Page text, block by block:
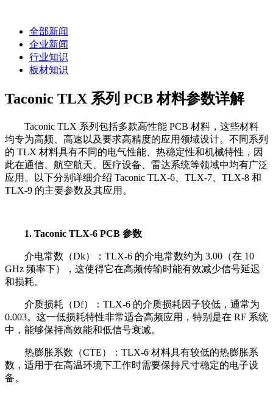
全部新闻
企业新闻
行业知识
板材知识
Taconic TLX 系列 PCB 材料参数详解
Taconic TLX 系列包括多款高性能 PCB 材料，这些材料
均专为高频、高速以及要求高精度的应用领域设计。不同系列
的 TLX 材料具有不同的电气性能、热稳定性和机械特性，因
此在通信、航空航天、医疗设备、雷达系统等领域中均有广泛
应用。以下分别详细介绍 Taconic TLX-6、TLX-7、TLX-8 和
TLX-9 的主要参数及其应用。
1. Taconic TLX-6 PCB 参数
介电常数（Dk）：TLX-6 的介电常数约为 3.00（在 10
GHz 频率下），这使得它在高频传输时能有效减少信号延迟
和损耗。
介质损耗（Df）：TLX-6 的介质损耗因子较低，通常为
0.003。这一低损耗特性非常适合高频应用，特别是在 RF 系统
中，能够保持高效能和低信号衰减。
热膨胀系数（CTE）：TLX-6 材料具有较低的热膨胀系
数，适用于在高温环境下工作时需要保持尺寸稳定的电子设
备。